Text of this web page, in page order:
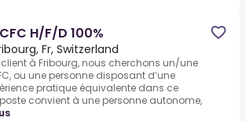
H/F/D 100%
Fr, Switzerland
client à Fribourg, nous cherchons un/une
ou une personne disposant d’une
pratique équivalente dans ce
convient à une personne autonome,